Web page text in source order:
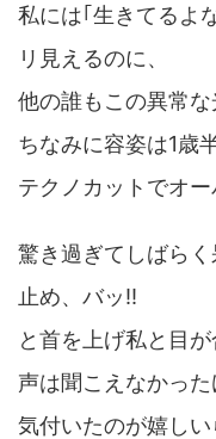
私には｢生きてるよ
リ見えるのに、
他の誰もこの異常な
ちなみに容姿は1歳
テクノカットでオー
驚き過ぎてしばら
止め、バッ!!
と首を上げ私と目が
声は聞こえなかっ
気付いたのが嬉し